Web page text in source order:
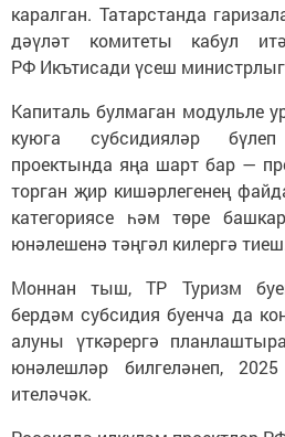
каралган. Татарстанда
дәүләт комитеты кабул
РФ Икътисади үсеш
Капиталь булмаган модульле
куюга субсидияләр
проектында яңа шарт бар —
торган җир кишәрлегенең
категориясе һәм төре
юнәлешенә тәңгәл килергә
Моннан тыш, ТР Туризм
бердәм субсидия буенча да
алуны үткәрергә
юнәлешләр билгеләнеп,
ителәчәк.